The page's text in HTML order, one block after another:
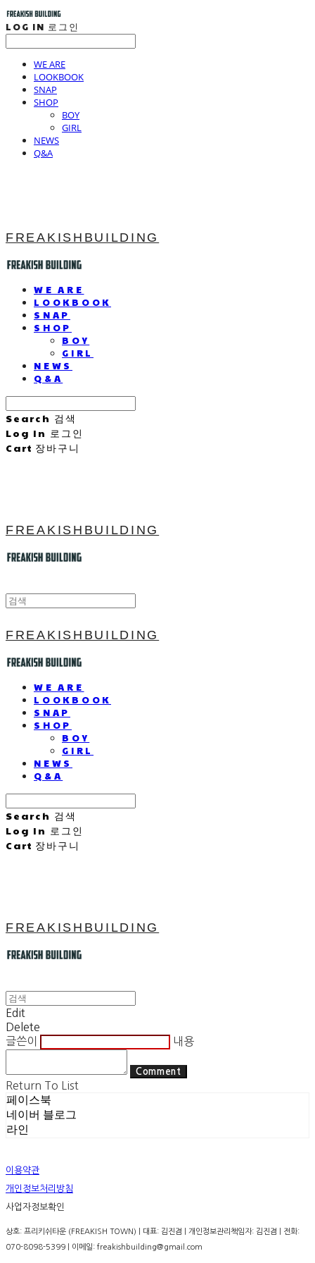
LOG IN 로그인
WE ARE
LOOKBOOK
SNAP
SHOP
BOY
GIRL
NEWS
Q&A
FREAKISHBUILDING
WE ARE
LOOKBOOK
SNAP
SHOP
BOY
GIRL
NEWS
Q&A
Search 검색
Log In 로그인
Cart 장바구니
FREAKISHBUILDING
FREAKISHBUILDING
WE ARE
LOOKBOOK
SNAP
SHOP
BOY
GIRL
NEWS
Q&A
Search 검색
Log In 로그인
Cart 장바구니
FREAKISHBUILDING
Edit
Delete
글쓴이
내용
Comment
Return To List
페이스북
네이버 블로그
라인
이용약관
개인정보처리방침
사업자정보확인
상호: 프리키쉬타운 (FREAKISH TOWN) | 대표: 김진겸 | 개인정보관리책임자: 김진겸 | 전화:
070-8098-5399 | 이메일: freakishbuilding@gmail.com